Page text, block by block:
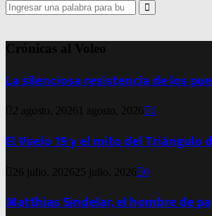
Search
for:
Search
Crónicas al Voleo
La silenciosa resistencia de los
2 agosto, 2026 1 agosto, 2026 0
El Vuelo 19 y el mito del Triángulo
26 julio, 2026 25 julio, 2026 0
Matthias Sindelar, el hombre de